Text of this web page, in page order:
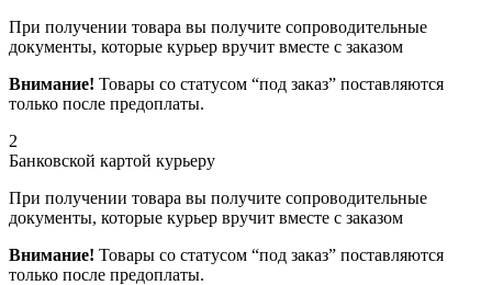
При получении товара вы получите сопроводительные
документы, которые курьер вручит вместе с заказом
Внимание! Товары со статусом “под заказ” поставляются
только после предоплаты.
2
Банковской картой курьеру
При получении товара вы получите сопроводительные
документы, которые курьер вручит вместе с заказом
Внимание! Товары со статусом “под заказ” поставляются
только после предоплаты.